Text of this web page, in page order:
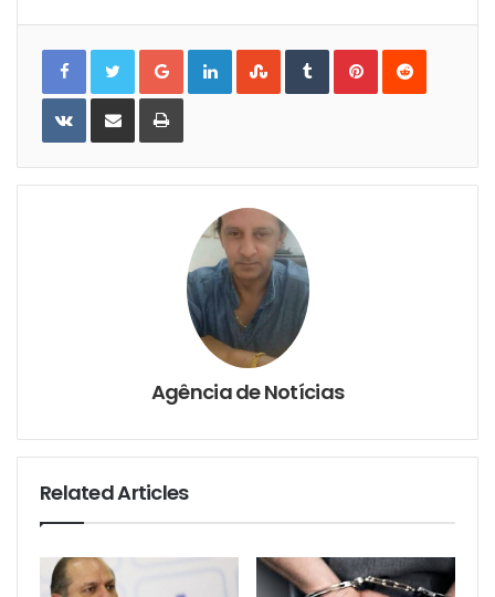
Google+LinkedInStumbleUpon
TumblrPinterestReddit
VKontakteShare
Email
Print
Agência de Notícias
Related Articles